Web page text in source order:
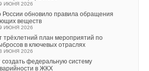
ИЮНЯ 2026
России обновило правила обращения
веществ
ИЮНЯ 2026
трёхлетний план мероприятий по
в ключевых отраслях
ИЮНЯ 2026
создать федеральную систему
в ЖКХ